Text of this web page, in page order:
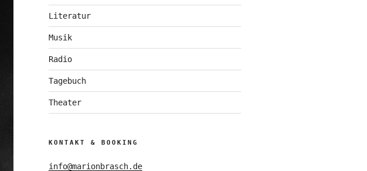
Literatur
Musik
Radio
Tagebuch
Theater
KONTAKT & BOOKING
info@marionbrasch.de